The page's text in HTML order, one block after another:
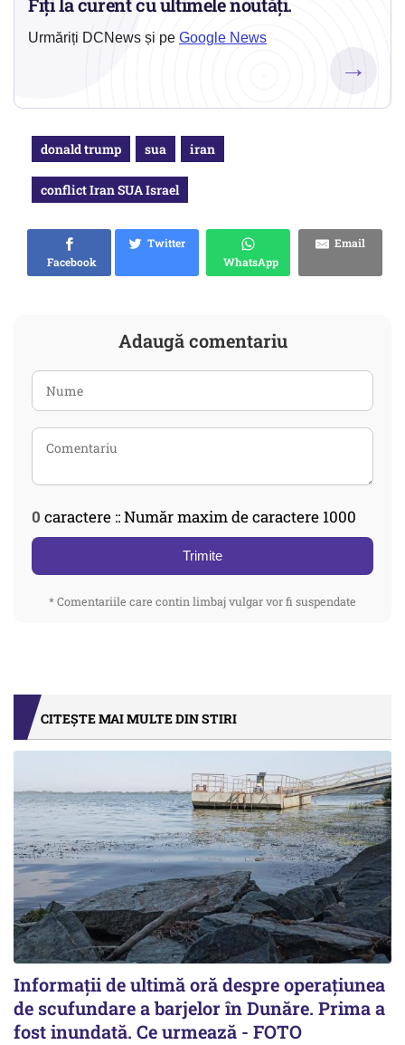
Urmăriți DCNews și pe Google News
→
donald trump sua iran
conflict Iran SUA Israel
Facebook
Twitter
WhatsApp
Email
Adaugă comentariu
0 caractere :: Număr maxim de caractere 1000
Trimite
* Comentariile care contin limbaj vulgar vor fi suspendate
CITEȘTE MAI MULTE DIN STIRI
Informații de ultimă oră despre operațiunea
de scufundare a barjelor în Dunăre. Prima a
fost inundată. Ce urmează - FOTO